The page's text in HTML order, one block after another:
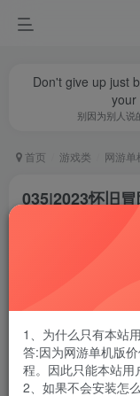
Don't give up just
your
别因为别人说
首页 游戏类 网游单
035|2023怀旧
1、为什么只有本站
答:因为网游单机版
程。因此只能本站用
2、如果不会安装怎